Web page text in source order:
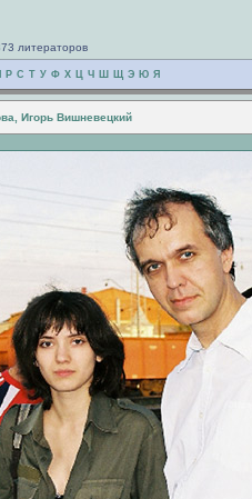
литераторов
Р С Т У Ф Х Ц Ч Ш Щ Э Ю Я
Игорь Вишневецкий